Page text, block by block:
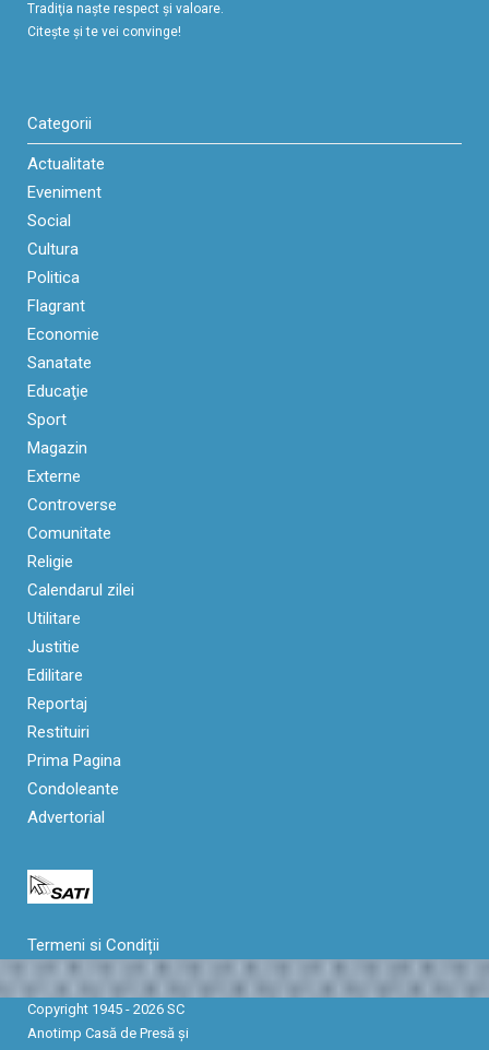
Tradiţia naşte respect şi valoare.
Citeşte şi te vei convinge!
Categorii
Actualitate
Eveniment
Social
Cultura
Politica
Flagrant
Economie
Sanatate
Educaţie
Sport
Magazin
Externe
Controverse
Comunitate
Religie
Calendarul zilei
Utilitare
Justitie
Edilitare
Reportaj
Restituiri
Prima Pagina
Condoleante
Advertorial
Termeni si Condiții
Copyright 1945 - 2026 SC
Anotimp Casă de Presă şi